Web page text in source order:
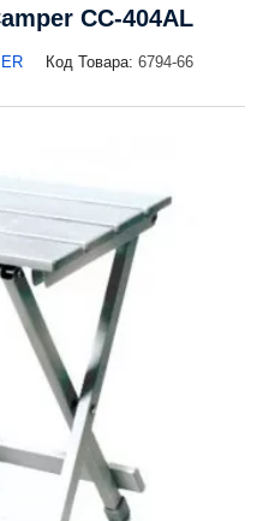
СС-404AL
Код Товара: 6794-66